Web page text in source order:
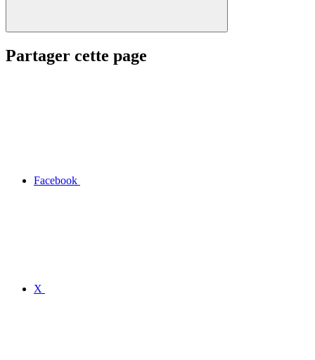
Partager cette page
Facebook
X